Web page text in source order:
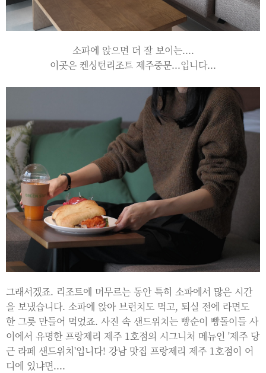
소파에 앉으면 더 잘 보이는....
이곳은 켄싱턴리조트 제주중문...입니다...
그래서겠죠. 리조트에 머무르는 동안 특히 소파에서 많은 시간
을 보냈습니다. 소파에 앉아 브런치도 먹고, 퇴실 전에 라면도
한 그릇 만들어 먹었죠. 사진 속 샌드위치는 빵순이 빵돌이들 사
이에서 유명한 프랑제리 제주 1호점의 시그니처 메뉴인 '제주 당
근 라페 샌드위치'입니다! 강남 맛집 프랑제리 제주 1호점이 어
디에 있냐면....